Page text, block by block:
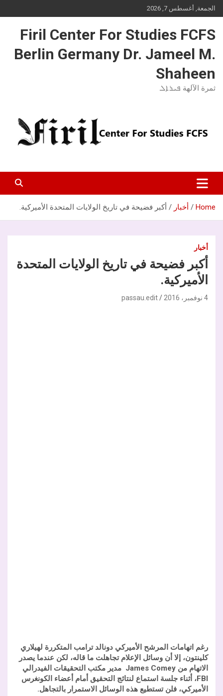
Skip
to
الجمعة, أغسطس 7, 2026
Firil Center For Studies FCFS
Berlin Germany Dr. Jameel M.
Shaheen
ثمرة الآلهة ܦܝܪܐܠ
Home أخبار أكبر فضيحة في تاريخ الولايات المتحدة الأميركية.
أخبار
أكبر فضيحة في تاريخ الولايات المتحدة
الأميركية.
4 نوفمبر، 2016 passau.edit
رغم اتهامات المرشح الأميركي دونالد ترامب المتكررة لهيلاري
كلينتون، إلا أن وسائل الإعلام تجاهلت ما قاله، لكن عندما يصدر
الاتهام من James Comey مدير مكتب التحقيقات الفيدرالي
FBI، أثناء جلسة استماع لنتائج التحقيق أمام أعضاء الكونغرس
الأميركي، فلن تستطيع هذه الوسائل الاستمرار بالتجاهل.